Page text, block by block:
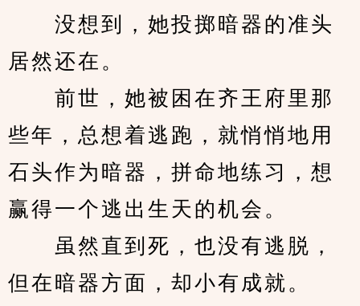
没想到，她投掷暗器的准头
居然还在。
前世，她被困在齐王府里那
些年，总想着逃跑，就悄悄地用
石头作为暗器，拼命地练习，想
赢得一个逃出生天的机会。
虽然直到死，也没有逃脱，
但在暗器方面，却小有成就。